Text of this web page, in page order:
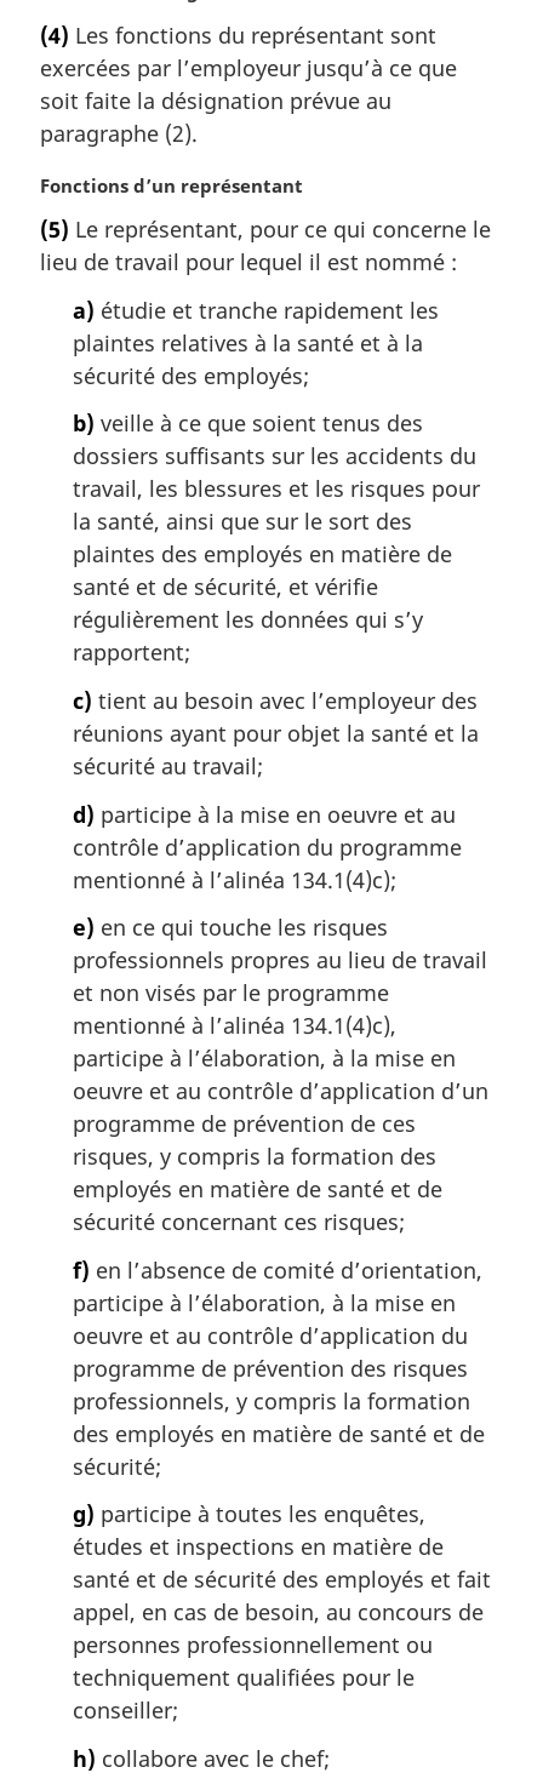
l
e
:
t
e
m
a
r
g
n
a
(4) Les fonctions du représentant sont
exercées par l’employeur jusqu’à ce que
soit faite la désignation prévue au
paragraphe (2).
N
t
e
Fonctions d’un représentant
(5) Le représentant, pour ce qui concerne le
lieu de travail pour lequel il est nommé :
a) étudie et tranche rapidement les
plaintes relatives à la santé et à la
sécurité des employés;
b) veille à ce que soient tenus des
dossiers suffisants sur les accidents du
travail, les blessures et les risques pour
la santé, ainsi que sur le sort des
plaintes des employés en matière de
santé et de sécurité, et vérifie
régulièrement les données qui s’y
rapportent;
c) tient au besoin avec l’employeur des
réunions ayant pour objet la santé et la
sécurité au travail;
d) participe à la mise en oeuvre et au
contrôle d’application du programme
mentionné à l’alinéa 134.1(4)c);
e) en ce qui touche les risques
professionnels propres au lieu de travail
et non visés par le programme
mentionné à l’alinéa 134.1(4)c),
participe à l’élaboration, à la mise en
oeuvre et au contrôle d’application d’un
programme de prévention de ces
risques, y compris la formation des
employés en matière de santé et de
sécurité concernant ces risques;
f) en l’absence de comité d’orientation,
participe à l’élaboration, à la mise en
oeuvre et au contrôle d’application du
programme de prévention des risques
professionnels, y compris la formation
des employés en matière de santé et de
sécurité;
g) participe à toutes les enquêtes,
études et inspections en matière de
santé et de sécurité des employés et fait
appel, en cas de besoin, au concours de
personnes professionnellement ou
techniquement qualifiées pour le
conseiller;
h) collabore avec le chef;